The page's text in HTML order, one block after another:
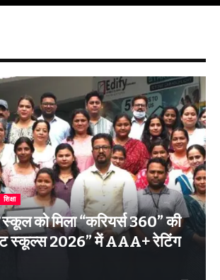
शिक्षा
स्कूल को मिला “करियर्स 360” की
स्कूल्स 2026” में AAA+ रेटिंग